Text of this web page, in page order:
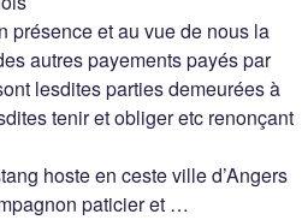
présence et au vue de nous la
autres payements payés par
lesdites parties demeurées à
tenir et obliger etc renonçant
hoste en ceste ville d’Angers
paticier et …